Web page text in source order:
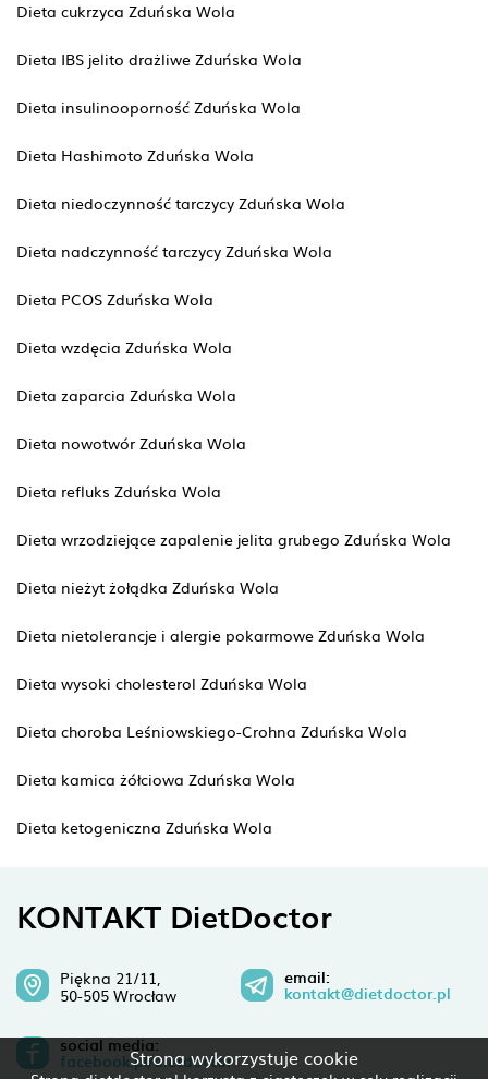
Strona wykorzystuje cookie
Dieta cukrzyca Zduńska Wola
Dieta IBS jelito drażliwe Zduńska Wola
Dieta insulinooporność Zduńska Wola
Dieta Hashimoto Zduńska Wola
Dieta niedoczynność tarczycy Zduńska Wola
Dieta nadczynność tarczycy Zduńska Wola
Dieta PCOS Zduńska Wola
Dieta wzdęcia Zduńska Wola
Dieta zaparcia Zduńska Wola
Dieta nowotwór Zduńska Wola
Dieta refluks Zduńska Wola
Dieta wrzodziejące zapalenie jelita grubego Zduńska Wola
Dieta nieżyt żołądka Zduńska Wola
Dieta nietolerancje i alergie pokarmowe Zduńska Wola
Dieta wysoki cholesterol Zduńska Wola
Dieta choroba Leśniowskiego-Crohna Zduńska Wola
Dieta kamica żółciowa Zduńska Wola
Dieta ketogeniczna Zduńska Wola
KONTAKT DietDoctor
Piękna 21/11,
50-505 Wrocław
email:
kontakt@dietdoctor.pl
social media:
facebook.pl/dietdoctor